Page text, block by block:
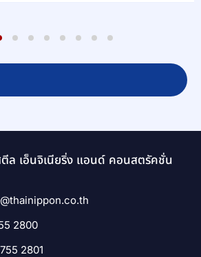
5 6 7 8 9
ล เอ็นจิเนียริ่ง แอนด์ คอนสตรัคชั่น
2800
2801